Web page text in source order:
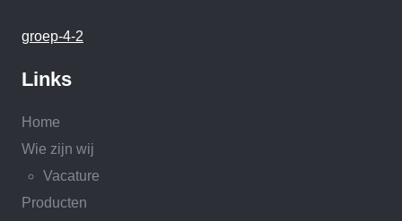
groep-4-2
Links
Home
Wie zijn wij
Vacature
Producten